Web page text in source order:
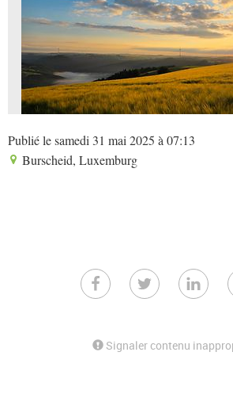
Publié le samedi 31 mai 2025 à 07:13
Burscheid, Luxemburg
Signaler contenu